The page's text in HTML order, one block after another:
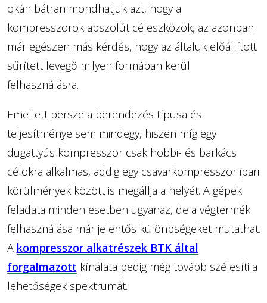
okán bátran mondhatjuk azt, hogy a
kompresszorok abszolút céleszközök, az azonban
már egészen más kérdés, hogy az általuk előállított
sűrített levegő milyen formában kerül
felhasználásra.
Emellett persze a berendezés típusa és
teljesítménye sem mindegy, hiszen míg egy
dugattyús kompresszor csak hobbi- és barkács
célokra alkalmas, addig egy csavarkompresszor ipari
körülmények között is megállja a helyét. A gépek
feladata minden esetben ugyanaz, de a végtermék
felhasználása már jelentős különbségeket mutathat.
A kompresszor alkatrészek BTK által
forgalmazott kínálata pedig még tovább szélesíti a
lehetőségek spektrumát.